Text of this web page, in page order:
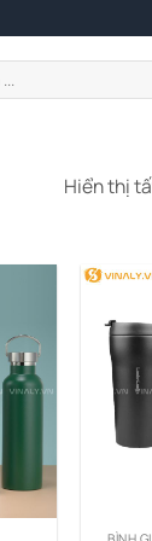
Hiển thị